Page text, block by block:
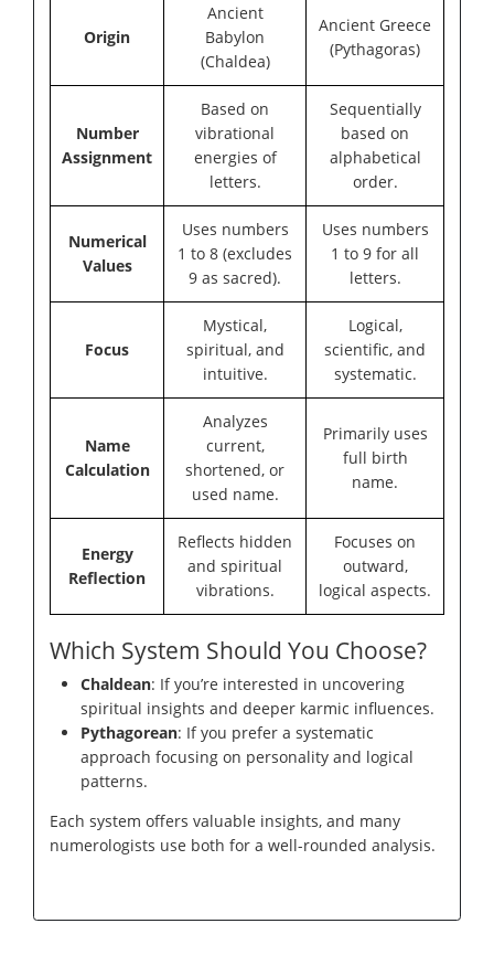
Origin
Ancient
Babylon
(Chaldea)
Ancient Greece
(Pythagoras)
Number
Assignment
Based on
vibrational
energies of
letters.
Sequentially
based on
alphabetical
order.
Numerical
Values
Uses numbers
1 to 8 (excludes
9 as sacred).
Uses numbers
1 to 9 for all
letters.
Focus
Mystical,
spiritual, and
intuitive.
Logical,
scientific, and
systematic.
Name
Calculation
Analyzes
current,
shortened, or
used name.
Primarily uses
full birth
name.
Energy
Reflection
Reflects hidden
and spiritual
vibrations.
Focuses on
outward,
logical aspects.
Which System Should You Choose?
Chaldean: If you’re interested in uncovering
spiritual insights and deeper karmic influences.
Pythagorean: If you prefer a systematic
approach focusing on personality and logical
patterns.
Each system offers valuable insights, and many
numerologists use both for a well-rounded analysis.